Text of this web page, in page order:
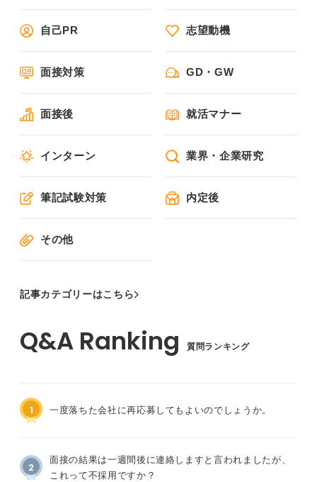
自己PR 志望動機
面接対策 GD・GW
面接後 就活マナー
インターン 業界・企業研究
筆記試験対策 内定後
その他
記事カテゴリーはこちら
質問ランキング
1 一度落ちた会社に再応募してもよいのでしょうか。
2
面接の結果は一週間後に連絡しますと言われましたが、
これって不採用ですか？